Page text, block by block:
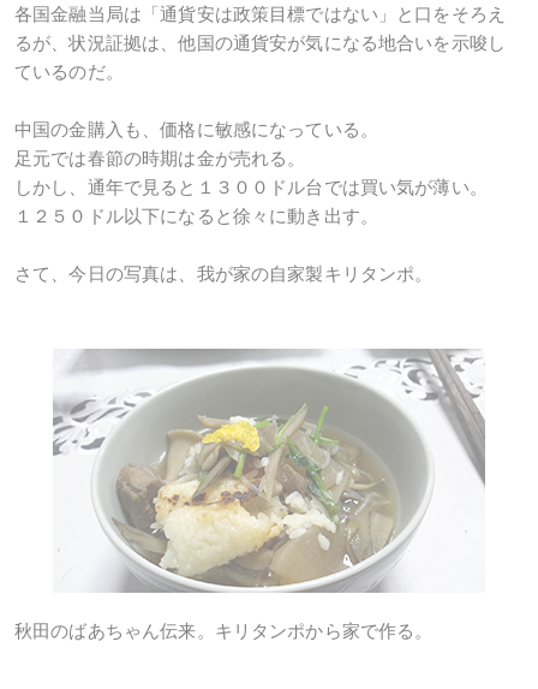
各国金融当局は「通貨安は政策目標ではない」と口をそろえ
るが、状況証拠は、他国の通貨安が気になる地合いを示唆し
ているのだ。
中国の金購入も、価格に敏感になっている。
足元では春節の時期は金が売れる。
しかし、通年で見ると１３００ドル台では買い気が薄い。
１２５０ドル以下になると徐々に動き出す。
さて、今日の写真は、我が家の自家製キリタンポ。
秋田のばあちゃん伝来。キリタンポから家で作る。